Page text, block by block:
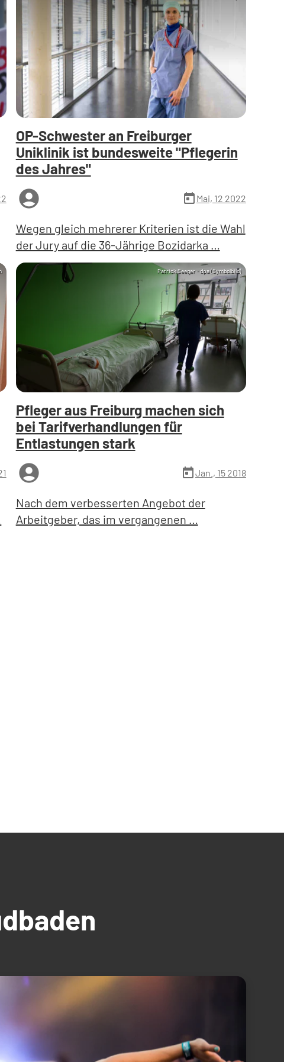
OP-Schwester an Freiburger
Uniklinik ist bundesweite "Pflegerin
des Jahres"
account_circle today Mai, 12 2022
Wegen gleich mehrerer Kriterien ist die Wahl
der Jury auf die 36-Jährige Bozidarka …
Patrick Seeger - dpa (Symbolbild)
Pfleger aus Freiburg machen sich
bei Tarifverhandlungen für
Entlastungen stark
account_circle todayJan., 15 2018
Nach dem verbesserten Angebot der
Arbeitgeber, das im vergangenen …